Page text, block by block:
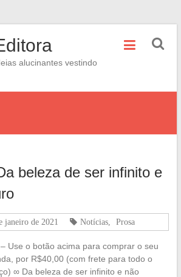
alucinantes vestindo
beleza de ser infinito e
janeiro de 2021 Notícias, Prosa
Use o botão acima para comprar o seu
por R$40,00 (com frete para todo o
∞ Da beleza de ser infinito e não